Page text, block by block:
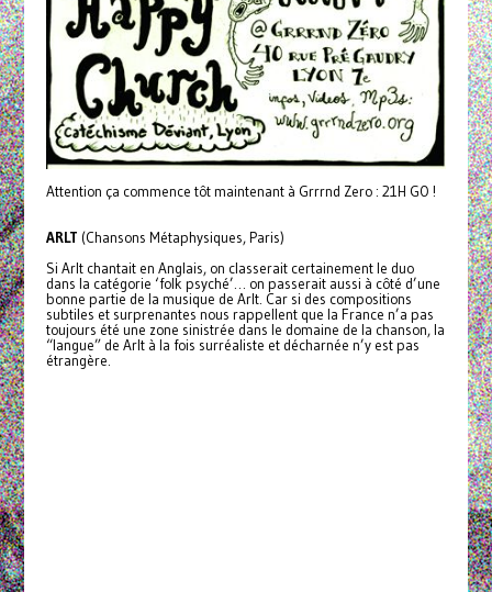
Attention ça commence tôt maintenant à Grrrnd Zero : 21H GO !
ARLT (Chansons Métaphysiques, Paris)
Si Arlt chantait en Anglais, on classerait certainement le duo
dans la catégorie ‘folk psyché’… on passerait aussi à côté d’une
bonne partie de la musique de Arlt. Car si des compositions
subtiles et surprenantes nous rappellent que la France n’a pas
toujours été une zone sinistrée dans le domaine de la chanson, la
“langue” de Arlt à la fois surréaliste et décharnée n’y est pas
étrangère.